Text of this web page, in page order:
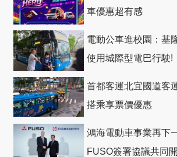
車優惠超有感
電動公車進校園：基
使用城際型電巴行駛!
首都客運北宜國道客
搭乘享票價優惠
鴻海電動車事業再下
FUSO簽署協議共同